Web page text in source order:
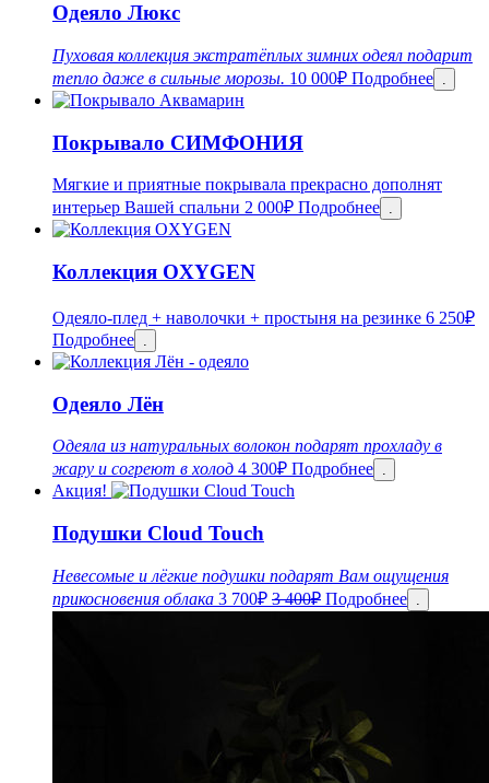
Одеяло Люкс
Пуховая коллекция экстратёплых зимних одеял подарит
тепло даже в сильные морозы. 10 000₽ Подробнее
Покрывало СИМФОНИЯ
Мягкие и приятные покрывала прекрасно дополнят
интерьер Вашей спальни 2 000₽ Подробнее .
Коллекция OXYGEN
Одеяло-плед + наволочки + простыня на резинке 6 250₽
Подробнее
Одеяло Лён
Одеяла из натуральных волокон подарят прохладу в
жару и согреют в холод 4 300₽ Подробнее .
Акция!
Подушки Cloud Touch
Невесомые и лёгкие подушки подарят Вам ощущения
прикосновения облака 3 700₽ 3 400₽ Подробнее